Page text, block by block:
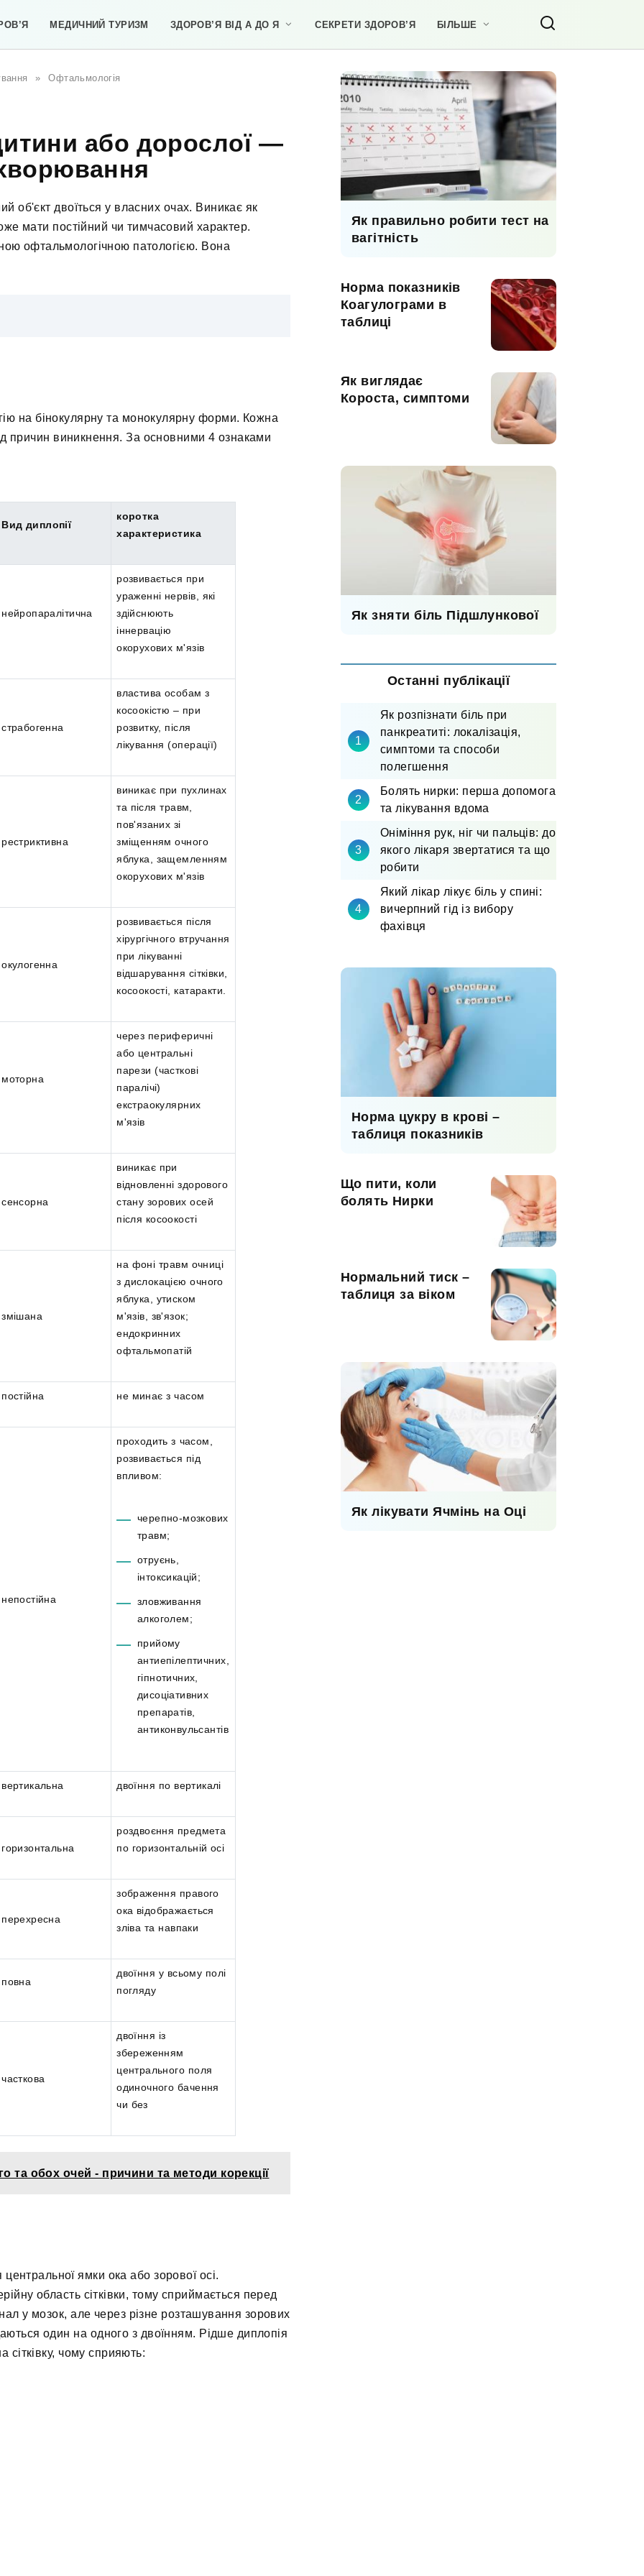
МЕДИЧНИЙ ТУРИЗМ ЗДОРОВ’Я ВІД А ДО Я СЕКРЕТИ ЗДОРОВ’Я БІЛЬШЕ
» Офтальмологія
або дорослої —
об'єкт двоїться у власних очах. Виникає як
мати постійний чи тимчасовий характер.
офтальмологічною патологією. Вона
на бінокулярну та монокулярну форми. Кожна
причин виникнення. За основними 4 ознаками
Вид диплопії
коротка
характеристика
нейропаралітична
розвивається при
ураженні нервів, які
здійснюють
іннервацію
окорухових м'язів
страбогенна
властива особам з
косоокістю – при
розвитку, після
лікування (операції)
рестриктивна
виникає при пухлинах
та після травм,
пов'язаних зі
зміщенням очного
яблука, защемленням
окорухових м'язів
окулогенна
розвивається після
хірургічного втручання
при лікуванні
відшарування сітківки,
косоокості, катаракти.
моторна
через периферичні
або центральні
парези (часткові
паралічі)
екстраокулярних
м'язів
сенсорна
виникає при
відновленні здорового
стану зорових осей
після косоокості
змішана
на фоні травм очниці
з дислокацією очного
яблука, утиском
м'язів, зв'язок;
ендокринних
офтальмопатій
постійна не минає з часом
непостійна
проходить з часом,
розвивається під
впливом:
черепно-мозкових
травм;
отруєнь,
інтоксикацій;
зловживання
алкоголем;
прийому
антиепілептичних,
гіпнотичних,
дисоціативних
препаратів,
антиконвульсантів
вертикальна двоїння по вертикалі
горизонтальна
роздвоєння предмета
по горизонтальній осі
перехресна
зображення правого
ока відображається
зліва та навпаки
повна
двоїння у всьому полі
погляду
часткова
двоїння із
збереженням
центрального поля
одиночного бачення
чи без
та обох очей - причини та методи корекції
центральної ямки ока або зорової осі.
область сітківки, тому сприймається перед
у мозок, але через різне розташування зорових
один на одного з двоїнням. Рідше диплопія
сітківку, чому сприяють:
Як правильно робити тест на
вагітність
Норма показників
Коагулограми в
таблиці
Як виглядає
Короста, симптоми
Як зняти біль Підшлункової
Останні публікації
Як розпізнати біль при
панкреатиті: локалізація,
симптоми та способи
полегшення
Болять нирки: перша допомога
та лікування вдома
Оніміння рук, ніг чи пальців: до
якого лікаря звертатися та що
робити
Який лікар лікує біль у спині:
вичерпний гід із вибору
фахівця
Норма цукру в крові –
таблиця показників
Що пити, коли
болять Нирки
Нормальний тиск –
таблиця за віком
Як лікувати Ячмінь на Оці